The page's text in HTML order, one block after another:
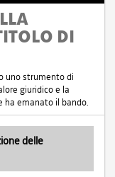
DI
uno strumento di
giuridico e la
ha emanato il bando.
delle